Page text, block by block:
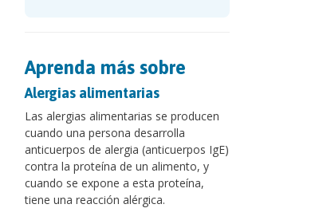
Aprenda más sobre
Alergias alimentarias
Las alergias alimentarias se producen
cuando una persona desarrolla
anticuerpos de alergia (anticuerpos IgE)
contra la proteína de un alimento, y
cuando se expone a esta proteína,
tiene una reacción alérgica.